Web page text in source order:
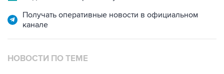
НОВОСТИ ПО ТЕМЕ
6 августа 09:40